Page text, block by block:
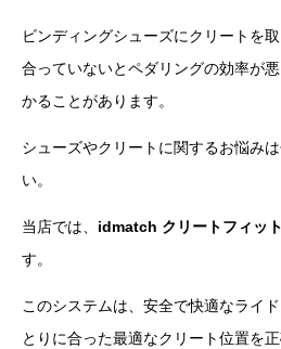
ビンディングシューズにクリートを
合っていないとペダリングの効率が
かることがあります。
シューズやクリートに関するお悩み
い。
当店では、 idmatch クリートフィッ
す。
このシステムは、安全で快適なライ
とりに合った最適なクリート位置を